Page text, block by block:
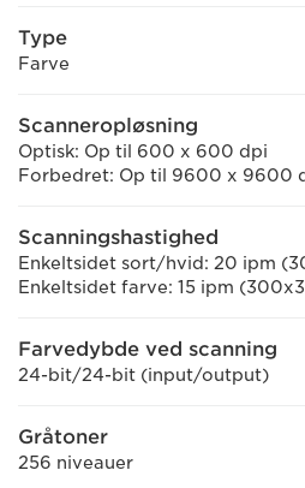
Type
Farve
Scanneropløsning
Optisk: Op til 600 x 600 dpi
Forbedret: Op til 9600 x 9600
Scanningshastighed
Enkeltsidet sort/hvid: 20 ipm
Enkeltsidet farve: 15 ipm
Farvedybde ved scanning
24-bit/24-bit (input/output)
Gråtoner
256 niveauer